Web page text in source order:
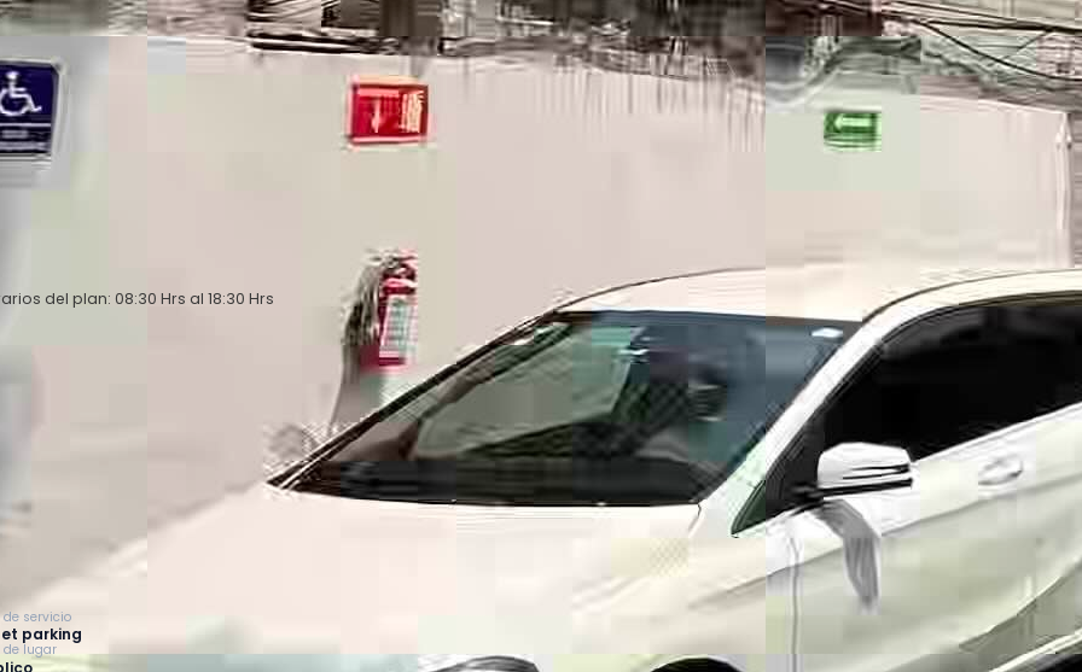
del plan: 08:30 Hrs al 18:30 Hrs
de servicio
parking
de lugar